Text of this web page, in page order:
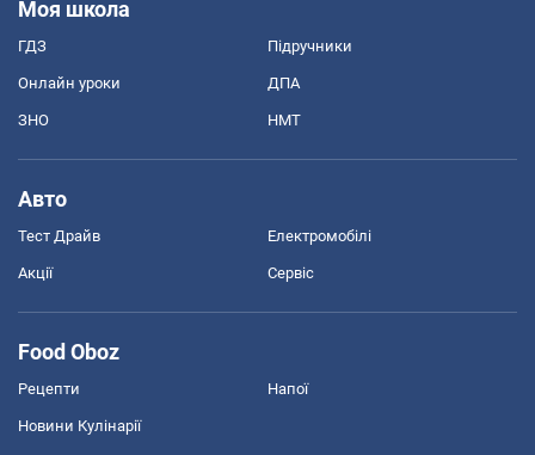
Моя школа
ГДЗ Підручники
Онлайн уроки ДПА
ЗНО НМТ
Авто
Тест Драйв Електромобілі
Акції Сервіс
Food Oboz
Рецепти Напої
Новини Кулінарії